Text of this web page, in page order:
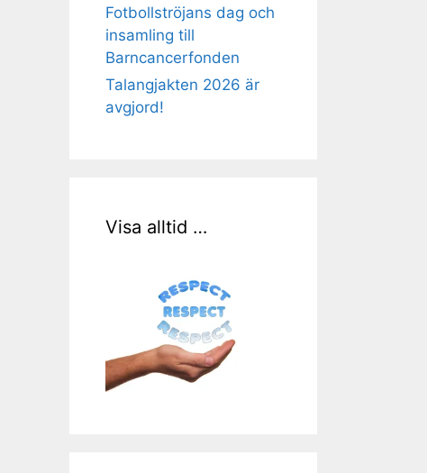
Fotbollströjans dag och
insamling till
Barncancerfonden
Talangjakten 2026 är
avgjord!
Visa alltid …